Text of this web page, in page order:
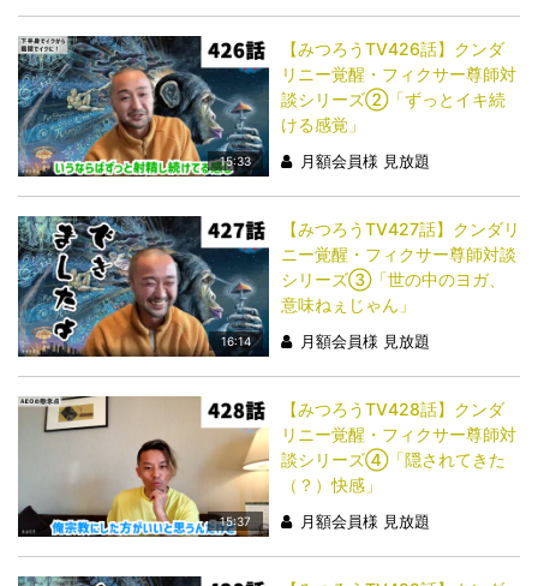
15:33
【みつろうTV426話】クンダ
リニー覚醒・フィクサー尊師対
談シリーズ②「ずっとイキ続
ける感覚」
月額会員様 見放題
16:14
【みつろうTV427話】クンダリ
ニー覚醒・フィクサー尊師対談
シリーズ③「世の中のヨガ、
意味ねぇじゃん」
月額会員様 見放題
15:37
【みつろうTV428話】クンダ
リニー覚醒・フィクサー尊師対
談シリーズ④「隠されてきた
（？）快感」
月額会員様 見放題